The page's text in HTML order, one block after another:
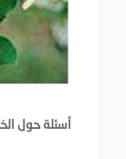
أسئلة حول